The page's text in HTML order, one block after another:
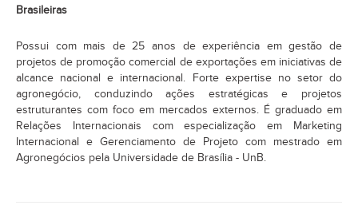
Brasileiras
Possui com mais de 25 anos de experiência em gestão de
projetos de promoção comercial de exportações em iniciativas de
alcance nacional e internacional. Forte expertise no setor do
agronegócio, conduzindo ações estratégicas e projetos
estruturantes com foco em mercados externos. É graduado em
Relações Internacionais com especialização em Marketing
Internacional e Gerenciamento de Projeto com mestrado em
Agronegócios pela Universidade de Brasília - UnB.